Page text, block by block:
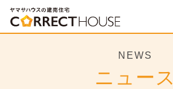
Skip
content
NEWS
ニュース